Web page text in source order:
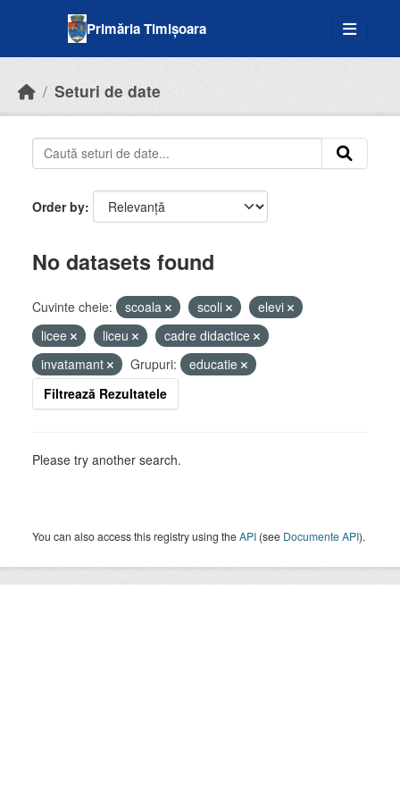
Primăria Timișoara
Seturi de date
Order by
No datasets found
Cuvinte cheie: scoala scoli
elevi
licee
liceu
cadre didactice
invatamant
Grupuri:
educatie
Filtrează Rezultatele
Please try another search.
You can also access this registry using theAPI (see Documente API).